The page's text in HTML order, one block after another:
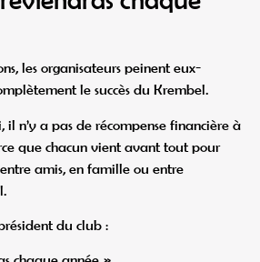
les organisateurs peinent eux-
le succès du Krembel.
il n’y a pas de récompense financière à
que chacun vient avant tout pour
amis, en famille ou entre
du club :